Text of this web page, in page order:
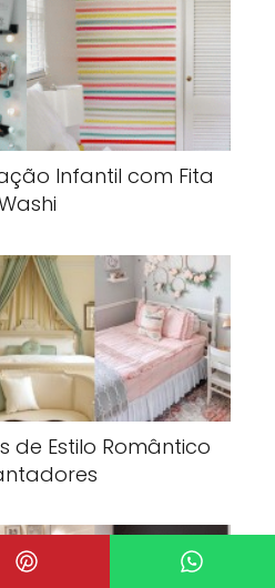
Infantil com Fita
de Estilo Romântico